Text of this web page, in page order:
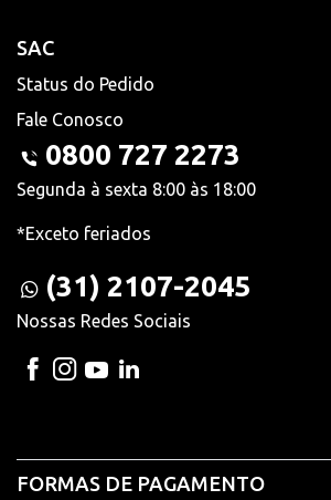
SAC
Status do Pedido
Fale Conosco
0800 727 2273
Segunda à sexta 8:00 às 18:00
*Exceto feriados
(31) 2107-2045
Nossas Redes Sociais
FORMAS DE PAGAMENTO